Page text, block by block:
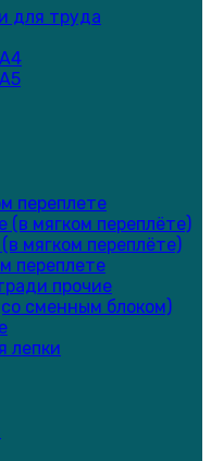
для труда
переплете
(в мягком переплёте)
мягком переплёте)
переплете
прочие
сменным блоком)
лепки